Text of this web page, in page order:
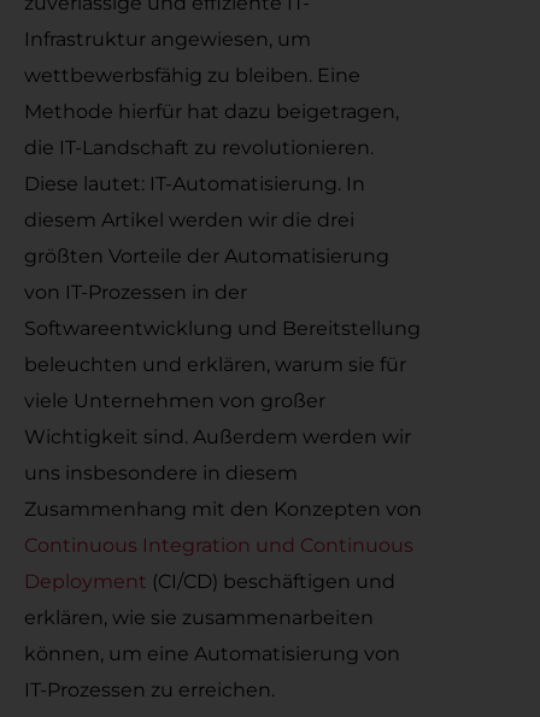
Infrastruktur angewiesen, um
wettbewerbsfähig zu bleiben. Eine
Methode hierfür hat dazu beigetragen,
die IT-Landschaft zu revolutionieren.
Diese lautet: IT-Automatisierung. In
diesem Artikel werden wir die drei
größten Vorteile der Automatisierung
von IT-Prozessen in der
Softwareentwicklung und Bereitstellung
beleuchten und erklären, warum sie für
viele Unternehmen von großer
Wichtigkeit sind. Außerdem werden wir
uns insbesondere in diesem
Zusammenhang mit den Konzepten von
Continuous Integration und Continuous
Deployment (CI/CD) beschäftigen und
erklären, wie sie zusammenarbeiten
können, um eine Automatisierung von
IT-Prozessen zu erreichen.